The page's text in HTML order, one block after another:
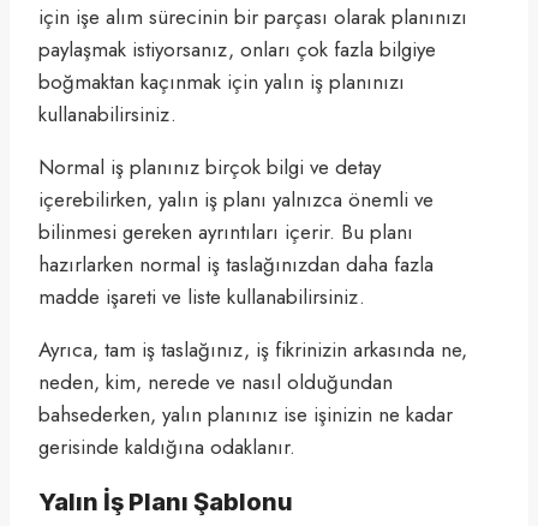
için işe alım sürecinin bir parçası olarak planınızı
paylaşmak istiyorsanız, onları çok fazla bilgiye
boğmaktan kaçınmak için yalın iş planınızı
kullanabilirsiniz.
Normal iş planınız birçok bilgi ve detay
içerebilirken, yalın iş planı yalnızca önemli ve
bilinmesi gereken ayrıntıları içerir. Bu planı
hazırlarken normal iş taslağınızdan daha fazla
madde işareti ve liste kullanabilirsiniz.
Ayrıca, tam iş taslağınız, iş fikrinizin arkasında ne,
neden, kim, nerede ve nasıl olduğundan
bahsederken, yalın planınız ise işinizin ne kadar
gerisinde kaldığına odaklanır.
Yalın İş Planı Şablonu